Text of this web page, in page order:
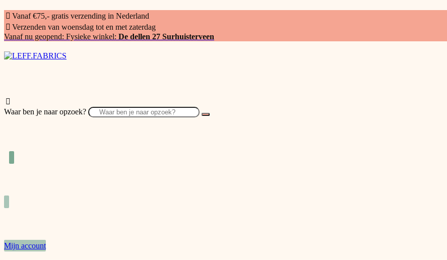
Vanaf €75,- gratis verzending in Nederland
Verzenden van woensdag tot en met zaterdag
Vanaf nu geopend: Fysieke winkel: De dellen 27 Surhuisterveen
Waar ben je naar opzoek?
Mijn account